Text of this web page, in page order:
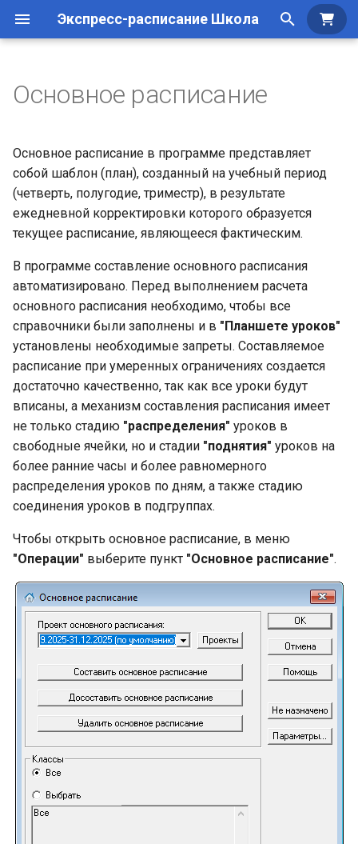
Экспресс-расписание Школа
и
а
з
а
ц
и
п
и
с
к
Создание базы данных
Дополнительные
возможности
Общие сведения по
Импорт данных
Заполнение справочников
Основы работы
Режимы работы
Операции с уроками
Проекты расписаний
Составление расписания
Досоставление расписания
расписания
Удаление основного
расписания
Печать основного
расписания
Печать индивидуальных
расписаний учащихся
Печать индивидуальных
Системные требования
Приобретение,
установка и регистрация
Приобретение
Установка программы
Регистрация программы
Перенос лицензии
Режимы работы
программы
Обновление программы
Основное расписание
Основное расписание в программе представляет
собой шаблон (план), созданный на учебный период
(четверть, полугодие, триместр), в результате
ежедневной корректировки которого образуется
текущее расписание, являющееся фактическим.
В программе составление основного расписания
автоматизировано. Перед выполнением расчета
основного расписания необходимо, чтобы все
справочники были заполнены и в "Планшете уроков"
установлены необходимые запреты. Составляемое
расписание при умеренных ограничениях создается
достаточно качественно, так как все уроки будут
вписаны, а механизм составления расписания имеет
не только стадию "распределения" уроков в
свободные ячейки, но и стадии "поднятия" уроков на
более ранние часы и более равномерного
распределения уроков по дням, а также стадию
соединения уроков в подгруппах.
Чтобы открыть основное расписание, в меню
"Операции" выберите пункт "Основное расписание".